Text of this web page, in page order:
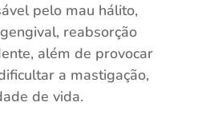
pelo mau hálito,
reabsorção
além de provocar
a mastigação,
de vida.